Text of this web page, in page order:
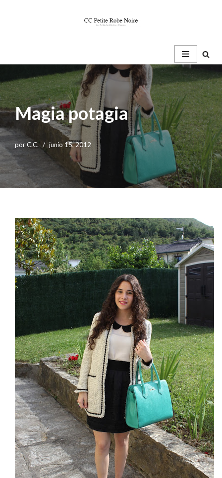
Magia potagia
porC.C. junio 15, 2012